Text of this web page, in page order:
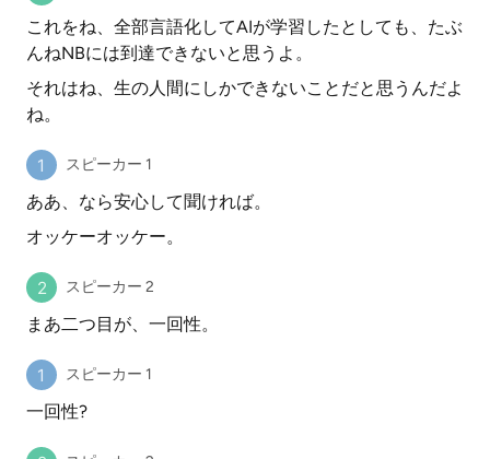
これをね、全部言語化してAIが学習したとしても、たぶ
んねNBには到達できないと思うよ。
それはね、生の人間にしかできないことだと思うんだよ
ね。
スピーカー 1
ああ、なら安心して聞ければ。
オッケーオッケー。
スピーカー 2
まあ二つ目が、一回性。
スピーカー 1
一回性?